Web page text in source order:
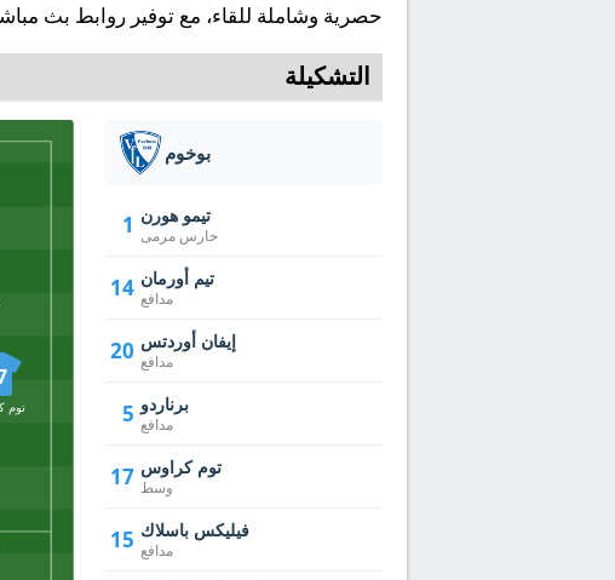
حصرية وشاملة للقاء، مع توفير روابط بث
التشكيلة
توم
بوخوم
1 تيمو هورن
حارس مرمى
14 تيم أورمان
مدافع
20 إيفان أوردتس
مدافع
5 برناردو
مدافع
17 توم كراوس
وسط
15 فيليكس باسلاك
مدافع